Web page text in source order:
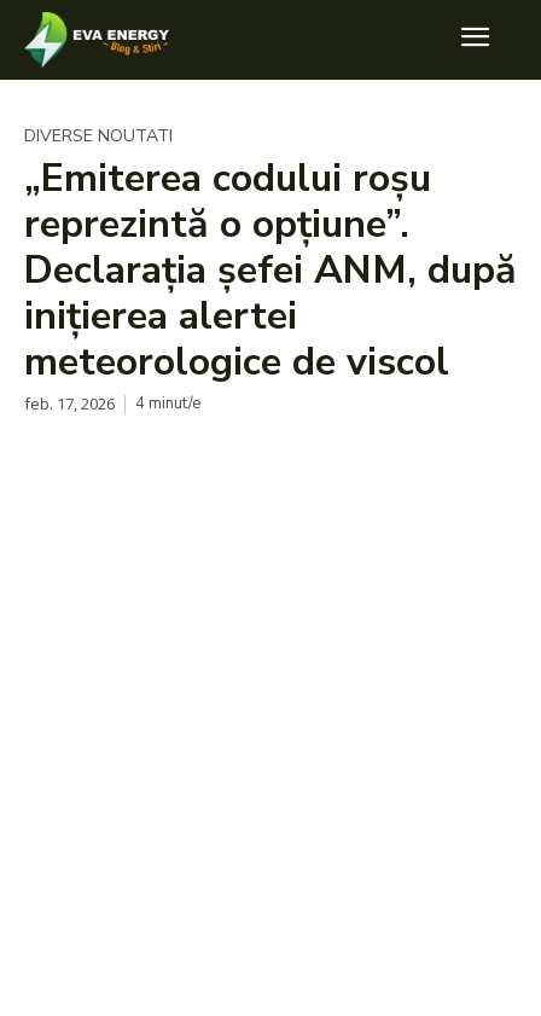
DIVERSE NOUTATI
„Emiterea codului roșu
reprezintă o opțiune”.
Declarația șefei ANM, după
inițierea alertei
meteorologice de viscol
feb. 17, 2026 4minut/e